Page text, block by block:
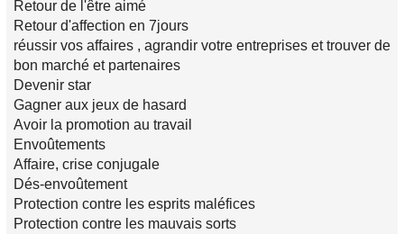
Retour de l'être aimé
Retour d'affection en 7jours
réussir vos affaires , agrandir votre entreprises et trouver de
bon marché et partenaires
Devenir star
Gagner aux jeux de hasard
Avoir la promotion au travail
Envoûtements
Affaire, crise conjugale
Dés-envoûtement
Protection contre les esprits maléfices
Protection contre les mauvais sorts